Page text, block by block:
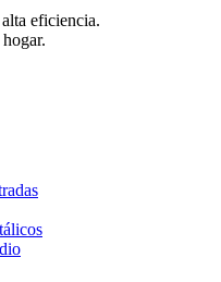
eficiencia.